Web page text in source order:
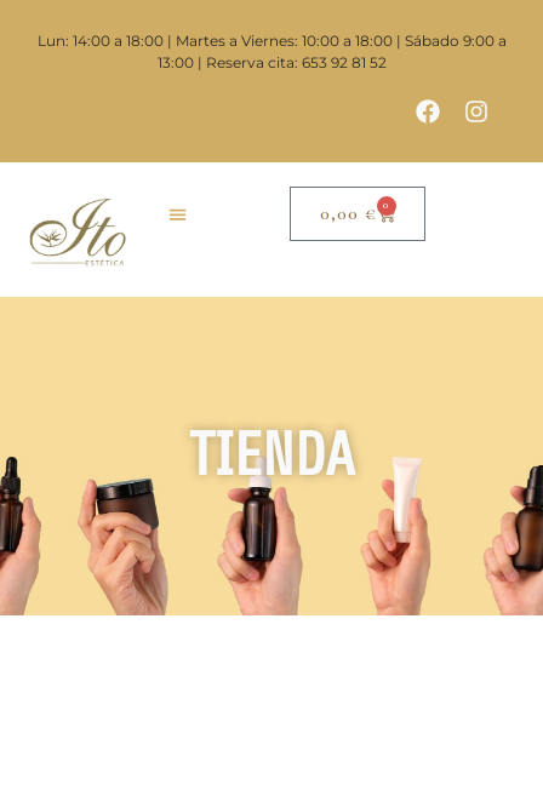
Lun: 14:00 a 18:00 | Martes a Viernes: 10:00 a 18:00 | Sábado 9:00 a
13:00 | Reserva cita: 653 92 81 52
0,00 € 0
TIENDA